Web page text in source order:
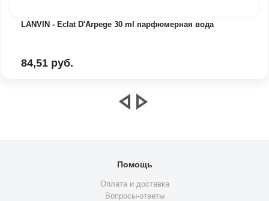
LANVIN - Eclat D'Arpege 30 ml парфюмерная вода
84,51 руб.
Помощь
Оплата и доставка
Вопросы-ответы